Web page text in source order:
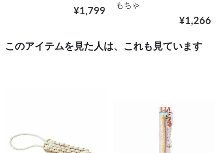
¥1,799
もちゃ
¥1,266
このアイテムを見た人は、これも見ています